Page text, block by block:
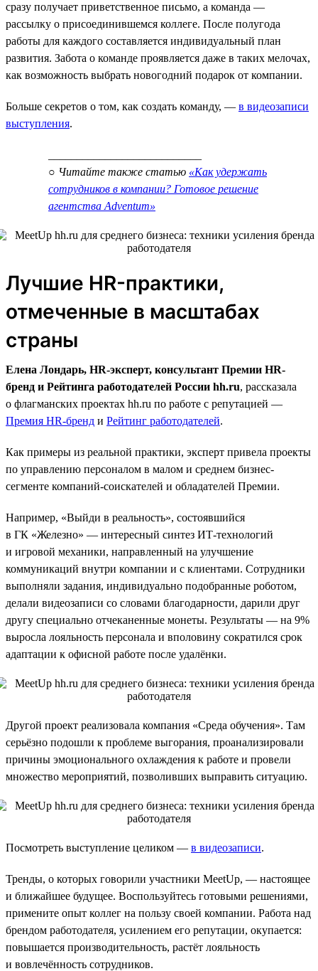
сразу получает приветственное письмо, а команда —
рассылку о присоединившемся коллеге. После полугода
работы для каждого составляется индивидуальный план
развития. Забота о команде проявляется даже в таких мелочах,
как возможность выбрать новогодний подарок от компании.
Больше секретов о том, как создать команду, — в видеозаписи
выступления.
○ Читайте также статью «Как удержать
сотрудников в компании? Готовое решение
агентства Adventum»
Лучшие HR-практики,
отмеченные в масштабах
страны
Елена Лондарь, HR-эксперт, консультант Премии HR-
бренд и Рейтинга работодателей России hh.ru, рассказала
о флагманских проектах hh.ru по работе с репутацией —
Премия HR-бренд и Рейтинг работодателей.
Как примеры из реальной практики, эксперт привела проекты
по управлению персоналом в малом и среднем бизнес-
сегменте компаний-соискателей и обладателей Премии.
Например, «Выйди в реальность», состоявшийся
в ГК «Железно» — интересный синтез ИТ-технологий
и игровой механики, направленный на улучшение
коммуникаций внутри компании и с клиентами. Сотрудники
выполняли задания, индивидуально подобранные роботом,
делали видеозаписи со словами благодарности, дарили друг
другу специально отчеканенные монеты. Результаты — на 9%
выросла лояльность персонала и вполовину сократился срок
адаптации к офисной работе после удалёнки.
Другой проект реализовала компания «Среда обучения». Там
серьёзно подошли к проблеме выгорания, проанализировали
причины эмоционального охлаждения к работе и провели
множество мероприятий, позволивших выправить ситуацию.
Посмотреть выступление целиком — в видеозаписи.
Тренды, о которых говорили участники MeetUp, — настоящее
и ближайшее будущее. Воспользуйтесь готовыми решениями,
примените опыт коллег на пользу своей компании. Работа над
брендом работодателя, усилением его репутации, окупается:
повышается производительность, растёт лояльность
и вовлечённость сотрудников.